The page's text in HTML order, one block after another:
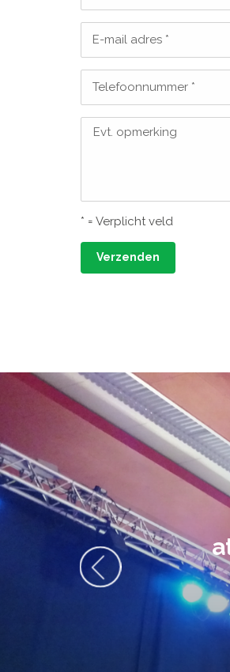
E-mail adres *
Telefoonnummer *
Evt. opmerking
* = Verplicht veld
Verzenden